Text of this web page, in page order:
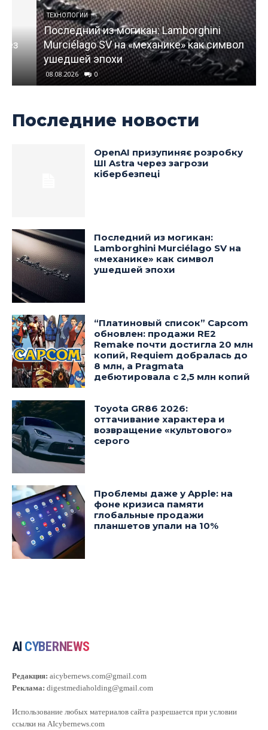
ТЕХНОЛОГИИ
Последний из могикан: Lamborghini
Murciélago SV на «механике» как символ
ушедшей эпохи
08.08.2026 0
Последние новости
OpenAI призупиняє розробку
ШІ Astra через загрози
кібербезпеці
Последний из могикан:
Lamborghini Murciélago SV на
«механике» как символ
ушедшей эпохи
“Платиновый список” Capcom
обновлен: продажи RE2
Remake почти достигла 20 млн
копий, Requiem добралась до
8 млн, а Pragmata
дебютировала с 2,5 млн копий
Toyota GR86 2026:
оттачивание характера и
возвращение «культового»
серого
Проблемы даже у Apple: на
фоне кризиса памяти
глобальные продажи
планшетов упали на 10%
AI CYBERNEWS
Редакция: aicybernews.com@gmail.com
Реклама: digestmediaholding@gmail.com
Использование любых материалов сайта разрешается при условии
ссылки на AIcybernews.com